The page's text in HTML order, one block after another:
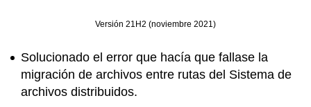
Versión 21H2 (noviembre 2021)
Solucionado el error que hacía que fallase la
migración de archivos entre rutas del Sistema de
archivos distribuidos.